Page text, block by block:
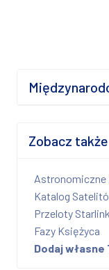
Zobacz także
Astronomiczne
Katalog
Przeloty Starlink
Fazy Księżyca
Dodaj własne